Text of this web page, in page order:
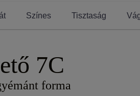
Színes Tisztaság
7C
forma